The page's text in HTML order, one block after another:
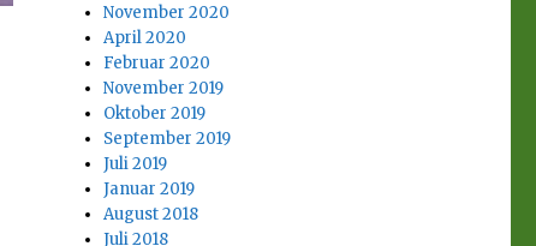
November 2020
April 2020
Februar 2020
November 2019
Oktober 2019
September 2019
Juli 2019
Januar 2019
August 2018
Juli 2018